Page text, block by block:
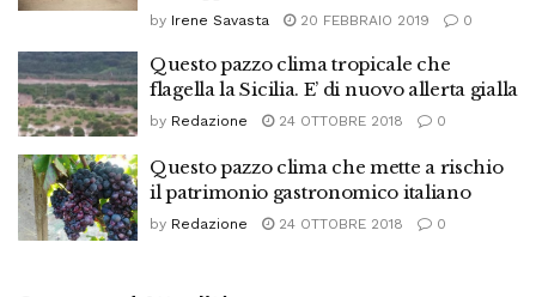
by Irene Savasta 20 FEBBRAIO 2019 0
Questo pazzo clima tropicale che
flagella la Sicilia. E’ di nuovo allerta gialla
by Redazione 24 OTTOBRE 2018 0
Questo pazzo clima che mette a rischio
il patrimonio gastronomico italiano
by Redazione 24 OTTOBRE 2018 0